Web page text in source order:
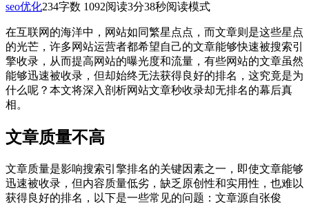
seo优化234字数 1092阅读3分38秒阅读模式
在互联网的海洋中，网站如同繁星点点，而文章则是这些星点
的光芒，许多网站运营者都希望自己的文章能够快速被搜索引
擎收录，从而提高网站的曝光度和流量，有些网站的文章虽然
能够迅速被收录，但却始终无法获得良好的排名，这究竟是为
什么呢？本文将深入剖析网站文章秒收录却无排名的幕后真
相。
文章质量不高
文章质量是影响搜索引擎排名的关键因素之一，即使文章能够
迅速被收录，但内容质量低劣，缺乏原创性和实用性，也难以
获得良好的排名，以下是一些常见的问题： 文章源自张俊